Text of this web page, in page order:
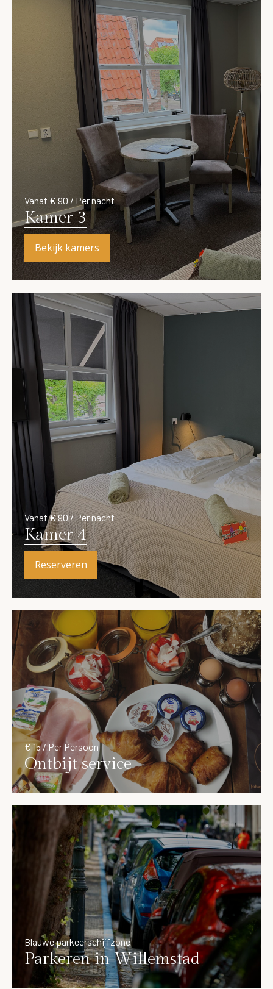
Vanaf € 90 / Per nacht
Kamer 3
Bekijk kamers
Vanaf € 90 / Per nacht
Kamer 4
Reserveren
€ 15 / Per Persoon
Ontbijt service
Blauwe parkeerschijfzone
Parkeren in Willemstad